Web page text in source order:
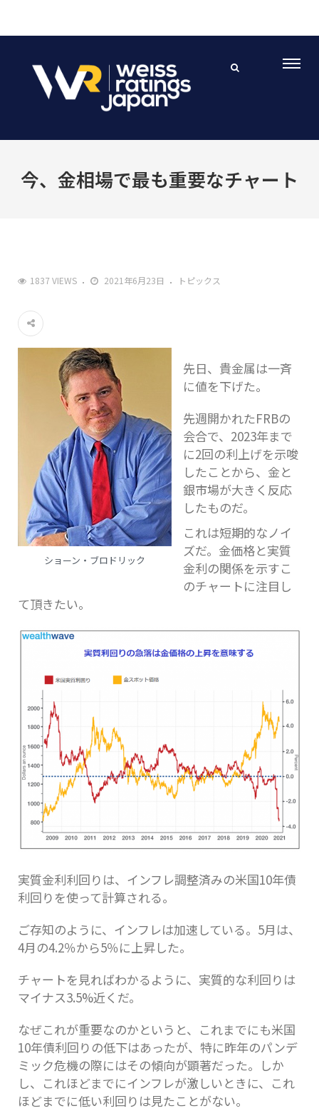
今、金相場で最も重要なチャート
1837 VIEWS 2021年6月23日 トピックス
ショーン・ブロドリック
先日、貴金属は一斉
に値を下げた。
先週開かれたFRBの
会合で、2023年まで
に2回の利上げを示唆
したことから、金と
銀市場が大きく反応
したものだ。
これは短期的なノイ
ズだ。金価格と実質
金利の関係を示すこ
のチャートに注目し
て頂きたい。
実質金利利回りは、インフレ調整済みの米国10年債
利回りを使って計算される。
ご存知のように、インフレは加速している。5月は、
4月の4.2％から5％に上昇した。
チャートを見ればわかるように、実質的な利回りは
マイナス3.5%近くだ。
なぜこれが重要なのかというと、これまでにも米国
10年債利回りの低下はあったが、特に昨年のパンデ
ミック危機の際にはその傾向が顕著だった。しか
し、これほどまでにインフレが激しいときに、これ
ほどまでに低い利回りは見たことがない。